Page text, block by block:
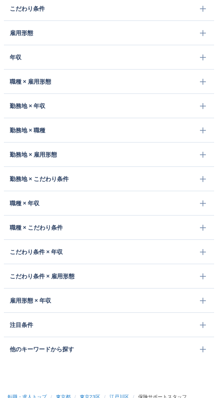
こだわり条件
雇用形態
年収
職種 × 雇用形態
勤務地 × 年収
勤務地 × 職種
勤務地 × 雇用形態
勤務地 × こだわり条件
職種 × 年収
職種 × こだわり条件
こだわり条件 × 年収
こだわり条件 × 雇用形態
雇用形態 × 年収
注目条件
他のキーワードから探す
転職・求人トップ / 東京都 / 東京23区 / 江戸川区 / 保険サポートスタッフ